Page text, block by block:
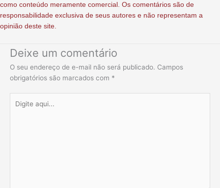
como conteúdo meramente comercial. Os comentários são de
responsabilidade exclusiva de seus autores e não representam a
opinião deste site.
Deixe um comentário
O seu endereço de e-mail não será publicado. Campos
obrigatórios são marcados com *
aqui...